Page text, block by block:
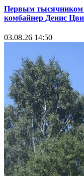
Первым тысячником
комбайнер Денис
03.08.26 14:50